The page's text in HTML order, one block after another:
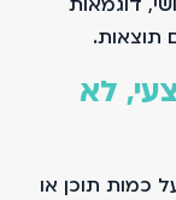
תוצאות.
לא
כמות תוכן או